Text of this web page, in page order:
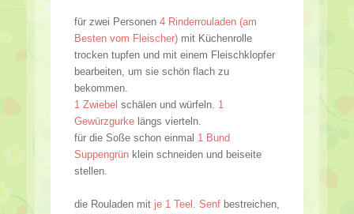
für zwei Personen 4 Rinderrouladen (am
Besten vom Fleischer) mit Küchenrolle
trocken tupfen und mit einem Fleischklopfer
bearbeiten, um sie schön flach zu
bekommen.
1 Zwiebel schälen und würfeln. 1
Gewürzgurke längs vierteln.
für die Soße schon einmal 1 Bund
Suppengrün klein schneiden und beiseite
stellen.
die Rouladen mit je 1 Teel. Senf bestreichen,